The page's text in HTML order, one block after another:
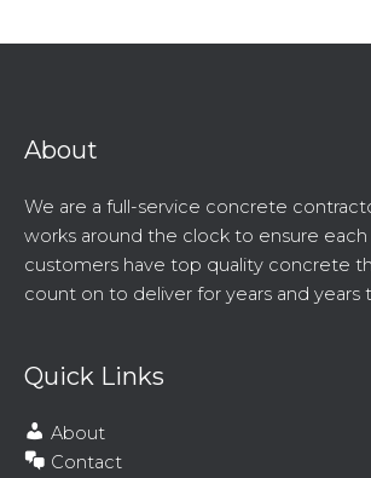
About
We are a full-service concrete
works around the clock to ensure
customers have top quality concrete
count on to deliver for years and years
Quick Links
About
Contact